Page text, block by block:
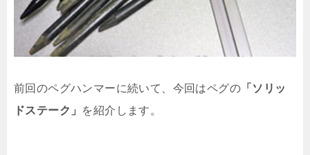
前回のペグハンマーに続いて、今回はペグの 「ソリッ
ドステーク」 を紹介します。